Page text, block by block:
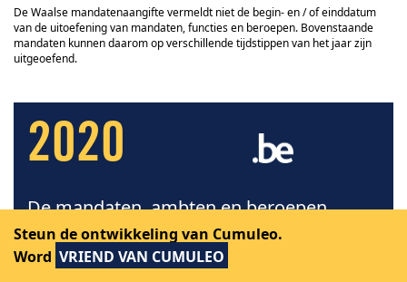
De Waalse mandatenaangifte vermeldt niet de begin- en / of einddatum
van de uitoefening van mandaten, functies en beroepen. Bovenstaande
mandaten kunnen daarom op verschillende tijdstippen van het jaar zijn
uitgeoefend.
2020
De mandaten, ambten en beroepen
uitgeoefend door René Reyter in 2020
Bron : Cumuleo › Federale mandatenverklaring
Steun de ontwikkeling van Cumuleo.
Word VRIEND VAN CUMULEO